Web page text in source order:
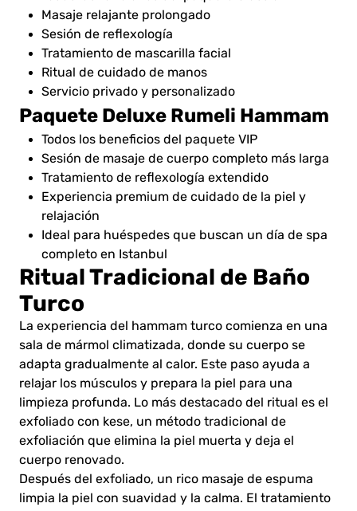
Masaje relajante prolongado
Sesión de reflexología
Tratamiento de mascarilla facial
Ritual de cuidado de manos
Servicio privado y personalizado
Paquete Deluxe Rumeli Hammam
Todos los beneficios del paquete VIP
Sesión de masaje de cuerpo completo más larga
Tratamiento de reflexología extendido
Experiencia premium de cuidado de la piel y
relajación
Ideal para huéspedes que buscan un día de spa
completo en Istanbul
Ritual Tradicional de Baño
Turco
La experiencia del hammam turco comienza en una
sala de mármol climatizada, donde su cuerpo se
adapta gradualmente al calor. Este paso ayuda a
relajar los músculos y prepara la piel para una
limpieza profunda. Lo más destacado del ritual es el
exfoliado con kese, un método tradicional de
exfoliación que elimina la piel muerta y deja el
cuerpo renovado.
Después del exfoliado, un rico masaje de espuma
limpia la piel con suavidad y la calma. El tratamiento